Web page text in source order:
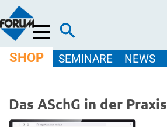
Menü
SHOP SEMINARE NEWS
Das ASchG in der Praxis